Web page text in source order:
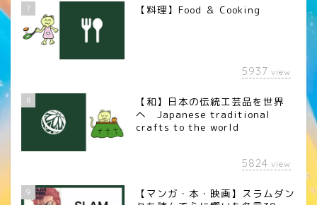
7 【料理】Food ＆ Cooking
5937 view
8
【和】日本の伝統工芸品を世界
へ Japanese traditional
crafts to the world
5824 view
9
【マンガ・本・映画】スラムダン